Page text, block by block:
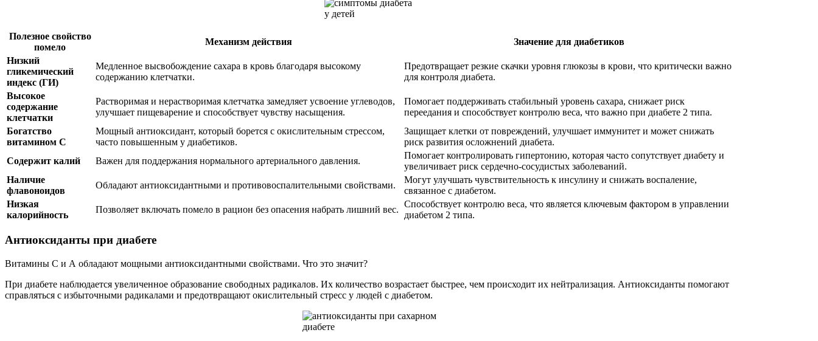
Полезное свойство
помело
Механизм действия
Значение для диабетиков
Низкий
гликемический
индекс (ГИ)
Медленное высвобождение сахара в кровь благодаря высокому
содержанию клетчатки.
Предотвращает резкие скачки уровня глюкозы в крови, что критически важно
для контроля диабета.
Высокое
содержание
клетчатки
Растворимая и нерастворимая клетчатка замедляет усвоение углеводов,
улучшает пищеварение и способствует чувству насыщения.
Помогает поддерживать стабильный уровень сахара, снижает риск
переедания и способствует контролю веса, что важно при диабете 2 типа.
Богатство
витамином С
Мощный антиоксидант, который борется с окислительным стрессом,
часто повышенным у диабетиков.
Защищает клетки от повреждений, улучшает иммунитет и может снижать
риск развития осложнений диабета.
Содержит калий
Важен для поддержания нормального артериального давления.
Помогает контролировать гипертонию, которая часто сопутствует диабету и
увеличивает риск сердечно-сосудистых заболеваний.
Наличие
флавоноидов
Обладают антиоксидантными и противовоспалительными свойствами.
Могут улучшать чувствительность к инсулину и снижать воспаление,
связанное с диабетом.
Низкая
калорийность
Позволяет включать помело в рацион без опасения набрать лишний вес.
Способствует контролю веса, что является ключевым фактором в управлении
диабетом 2 типа.
Антиоксиданты при диабете
Витамины С и А обладают мощными антиоксидантными свойствами. Что это значит?
При диабете наблюдается увеличенное образование свободных радикалов. Их количество возрастает быстрее, чем происходит их нейтрализация. Антиоксиданты помогают
справляться с избыточными радикалами и предотвращают окислительный стресс у людей с диабетом.